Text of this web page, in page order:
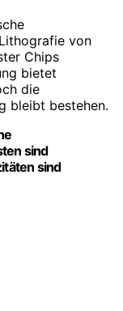
von
Chips
bietet
die
bleibt bestehen.
sind
sind